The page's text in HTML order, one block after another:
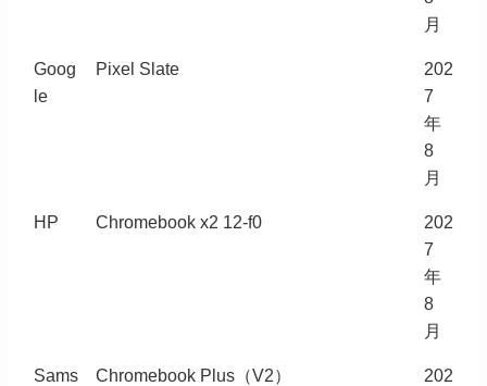
月
Goog
le
Pixel Slate
202
7
年
8
月
HP Chromebook x2 12-f0
202
7
年
8
月
Sams
Chromebook Plus（V2）
202